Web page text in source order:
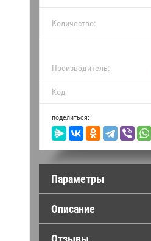
Индукция Абат
Моющие средства
Количество:
Производитель:
Код
поделиться:
Параметры
Описание